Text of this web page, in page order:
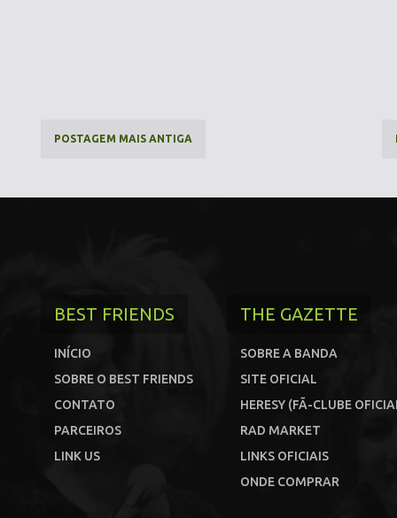
POSTAGEM MAIS ANTIGA
BEST FRIENDS
INÍCIO
SOBRE O BEST FRIENDS
CONTATO
PARCEIROS
LINK US
THE GAZETTE
SOBRE A BANDA
SITE OFICIAL
HERESY (FÃ-CLUBE
RAD MARKET
LINKS OFICIAIS
ONDE COMPRAR